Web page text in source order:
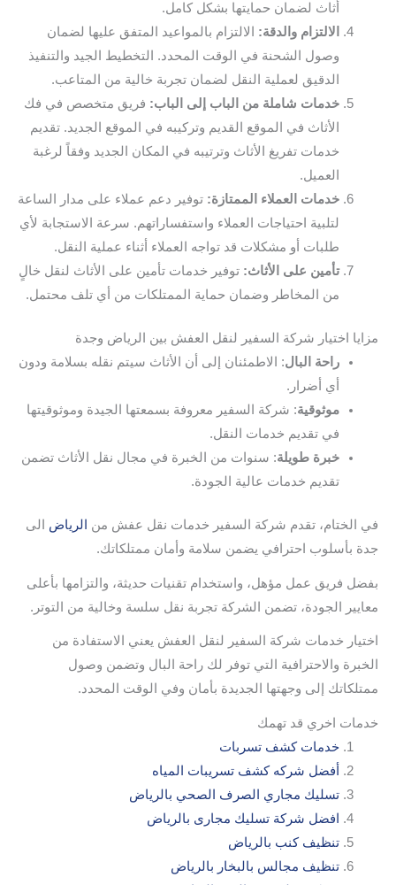
أثاث لضمان حمايتها بشكل كامل.
الالتزام والدقة: الالتزام بالمواعيد المتفق عليها لضمان
وصول الشحنة في الوقت المحدد. التخطيط الجيد والتنفيذ
الدقيق لعملية النقل لضمان تجربة خالية من المتاعب.
خدمات شاملة من الباب إلى الباب: فريق متخصص في فك
الأثاث في الموقع القديم وتركيبه في الموقع الجديد. تقديم
خدمات تفريغ الأثاث وترتيبه في المكان الجديد وفقاً لرغبة
العميل.
خدمات العملاء الممتازة: توفير دعم عملاء على مدار الساعة
لتلبية احتياجات العملاء واستفساراتهم. سرعة الاستجابة لأي
طلبات أو مشكلات قد تواجه العملاء أثناء عملية النقل.
تأمين على الأثاث: توفير خدمات تأمين على الأثاث لنقل خالٍ
من المخاطر وضمان حماية الممتلكات من أي تلف محتمل.
مزايا اختيار شركة السفير لنقل العفش بين الرياض وجدة
راحة البال: الاطمئنان إلى أن الأثاث سيتم نقله بسلامة ودون
أي أضرار.
موثوقية: شركة السفير معروفة بسمعتها الجيدة وموثوقيتها
في تقديم خدمات النقل.
خبرة طويلة: سنوات من الخبرة في مجال نقل الأثاث تضمن
تقديم خدمات عالية الجودة.
في الختام، تقدم شركة السفير خدمات نقل عفش من الرياض الى
جدة بأسلوب احترافي يضمن سلامة وأمان ممتلكاتك.
بفضل فريق عمل مؤهل، واستخدام تقنيات حديثة، والتزامها بأعلى
معايير الجودة، تضمن الشركة تجربة نقل سلسة وخالية من التوتر.
اختيار خدمات شركة السفير لنقل العفش يعني الاستفادة من
الخبرة والاحترافية التي توفر لك راحة البال وتضمن وصول
ممتلكاتك إلى وجهتها الجديدة بأمان وفي الوقت المحدد.
خدمات اخري قد تهمك
خدمات كشف تسربات
أفضل شركه كشف تسريبات المياه
تسليك مجاري الصرف الصحي بالرياض
افضل شركة تسليك مجارى بالرياض
تنظيف كنب بالرياض
تنظيف مجالس بالبخار بالرياض